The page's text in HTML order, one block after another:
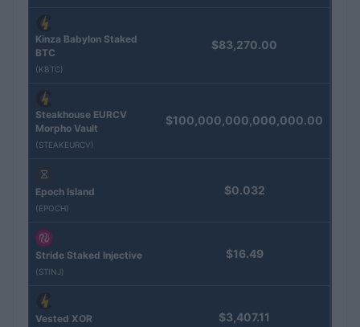
Kinza Babylon Staked
BTC
(KBTC)
$83,270.00
Steakhouse EURCV
Morpho Vault
(STEAKEURCV)
$100,000,000,000,000.00
Epoch Island
(EPOCH)
$0.032
Stride Staked Injective
(STINJ)
$16.49
Vested XOR $3,407.11